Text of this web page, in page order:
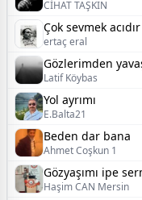
CİHAT TAŞKIN
Çok sevmek acıdır
ertaç eral
Gözlerimden
Latif Köybas
Yol ayrımı
E.Balta21
Beden dar bana
Ahmet Coşkun 1
Gözyaşımı ipe
Haşim CAN Mersin